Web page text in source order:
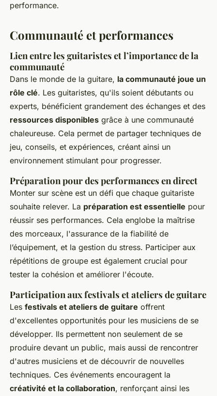
performance.
Communauté et performances
Lien entre les guitaristes et l’importance de la
communauté
Dans le monde de la guitare, la communauté joue un
rôle clé. Les guitaristes, qu'ils soient débutants ou
experts, bénéficient grandement des échanges et des
ressources disponibles grâce à une communauté
chaleureuse. Cela permet de partager techniques de
jeu, conseils, et expériences, créant ainsi un
environnement stimulant pour progresser.
Préparation pour des performances en direct
Monter sur scène est un défi que chaque guitariste
souhaite relever. La préparation est essentielle pour
réussir ses performances. Cela englobe la maîtrise
des morceaux, l'assurance de la fiabilité de
l’équipement, et la gestion du stress. Participer aux
répétitions de groupe est également crucial pour
tester la cohésion et améliorer l'écoute.
Participation aux festivals et ateliers de guitare
Les festivals et ateliers de guitare offrent
d'excellentes opportunités pour les musiciens de se
développer. Ils permettent non seulement de se
produire devant un public, mais aussi de rencontrer
d'autres musiciens et de découvrir de nouvelles
techniques. Ces événements encouragent la
créativité et la collaboration, renforçant ainsi les